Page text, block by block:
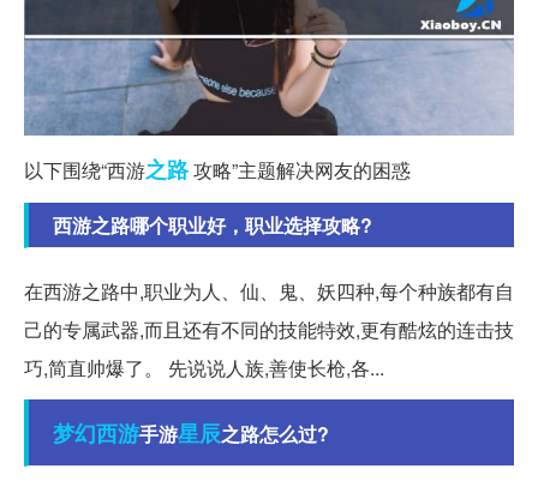
以下围绕“西游之路攻略”主题解决网友的困惑
西游之路哪个职业好，职业选择攻略?
在西游之路中,职业为人、仙、鬼、妖四种,每个种族都有自
己的专属武器,而且还有不同的技能特效,更有酷炫的连击技
巧,简直帅爆了。 先说说人族,善使长枪,各...
梦幻西游手游星辰之路怎么过?